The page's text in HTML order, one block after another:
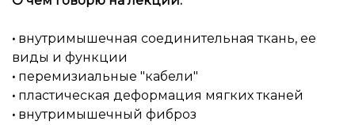
• внутримышечная соединительная ткань, ее
виды и функции
• перемизиальные "кабели"
• пластическая деформация мягких тканей
• внутримышечный фиброз